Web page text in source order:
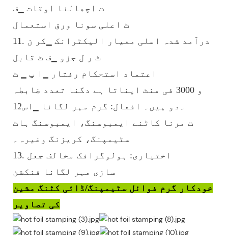
ت اچھالنا اوقات ▁ف
ٹ اعلی سونا ورق استعمال
11. درآمد شدہ اعلی معیار الیکٹرانک ▁کر ن
ٹ ر ل جزو ▁ف ٹ قابل
اعتماد استحکام رفتار ▁ا پ ▁ ٹ
و 3000 فی منٹ اپناتا ہے دگنا تعدد ضابطہ
12۔دو ہیں۔ افعال: گرم مہر لگانا ▁اس
ت مرنا کاٹنے ایمبوسنگ، ایمبوسنگ ہاٹ
سٹیمپنگ، کریزنگ وغیرہ۔
13. اختیاری: ہولوگرافک مخالف جعل
سازی مہر لگانا فنکشن
خودکار گرم فوائل سٹیمپنگ/ڈائی کٹنگ مشین
کی تصاویر